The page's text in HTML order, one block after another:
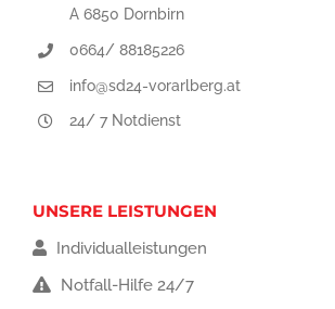
A 6850 Dornbirn
0664/ 88185226
info@sd24-vorarlberg.at
24/ 7 Notdienst
UNSERE LEISTUNGEN
Individualleistungen
Notfall-Hilfe 24/7